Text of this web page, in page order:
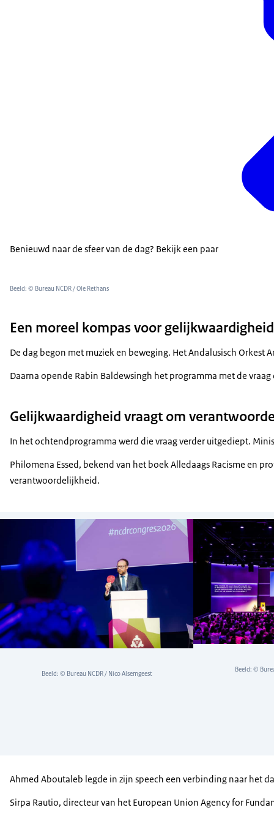
Benieuwd naar de sfeer van de dag? Bekijk een paar
Beeld: © Bureau NCDR / Ole Rethans
Een moreel kompas voor gelijkwaardigheid
De dag begon met muziek en beweging. Het Andalusisch
Daarna opende Rabin Baldewsingh het programma met de
Gelijkwaardigheid vraagt om
In het ochtendprogramma werd die vraag verder uitgediept.
Philomena Essed, bekend van het boek Alledaags Racisme en
verantwoordelijkheid.
Beeld: © Bureau NCDR / Nico Alsemgeest Beeld: ©
Ahmed Aboutaleb legde in zijn speech een verbinding naar het
Sirpa Rautio, directeur van het European Union Agency for